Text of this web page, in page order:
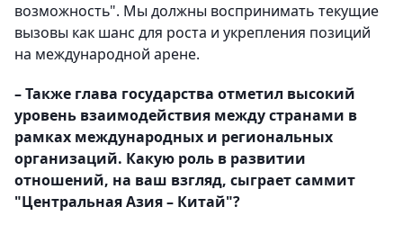
возможность". Мы должны воспринимать текущие
вызовы как шанс для роста и укрепления позиций
на международной арене.
– Также глава государства отметил высокий
уровень взаимодействия между странами в
рамках международных и региональных
организаций. Какую роль в развитии
отношений, на ваш взгляд, сыграет саммит
"Центральная Азия – Китай"?